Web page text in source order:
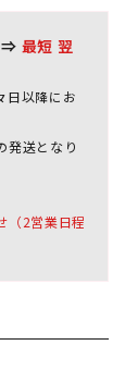
⇒ 最短 翌
日以降にお
発送となり
（2営業日程